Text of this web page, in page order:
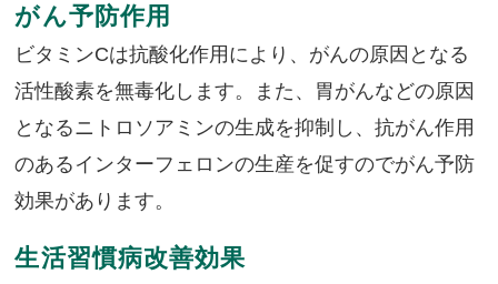
がん予防作用
ビタミンCは抗酸化作用により、がんの原因となる
活性酸素を無毒化します。また、胃がんなどの原因
となるニトロソアミンの生成を抑制し、抗がん作用
のあるインターフェロンの生産を促すのでがん予防
効果があります。
生活習慣病改善効果